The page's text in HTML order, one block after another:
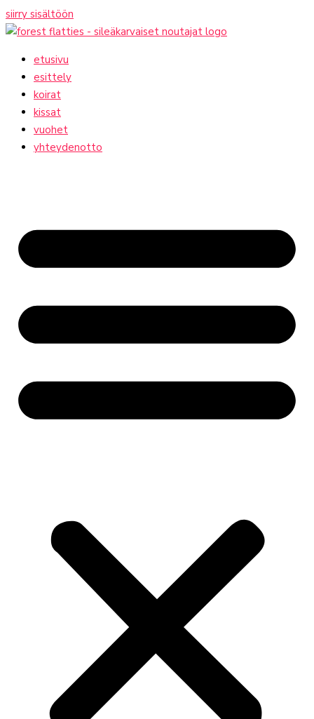
siirry sisältöön
etusivu
esittely
koirat
kissat
vuohet
yhteydenotto